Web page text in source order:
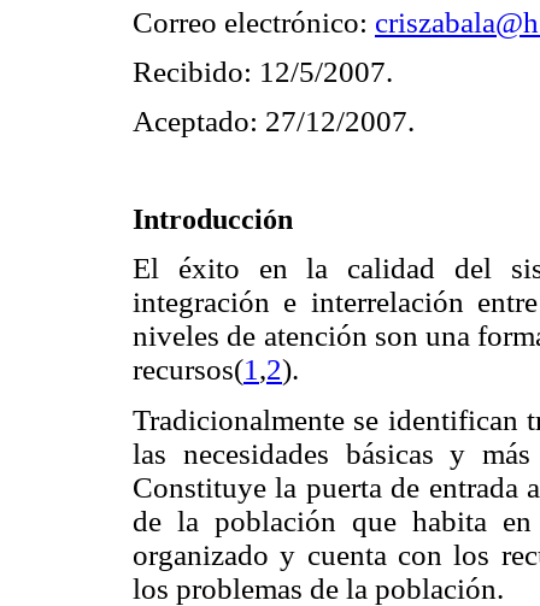
Correo electrónico:
Recibido: 12/5/2007.
Aceptado: 27/12/2007.
Introducción
El éxito en la calidad del
integración e interrelación
niveles de atención son una
recursos(1 ,2).
Tradicionalmente se identifican
las necesidades básicas y
Constituye la puerta de entrada
de la población que habita
organizado y cuenta con los
los problemas de la población.